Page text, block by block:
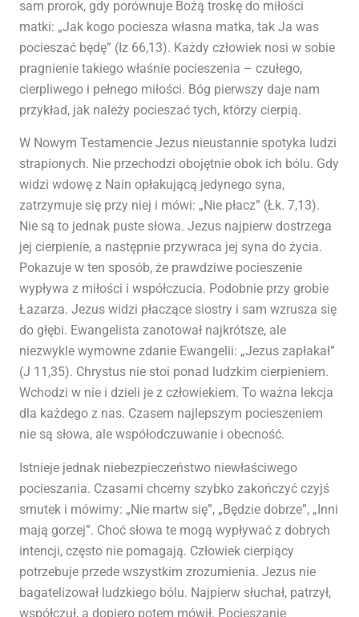
sam prorok, gdy porównuje Bożą troskę do miłości
matki: „Jak kogo pociesza własna matka, tak Ja was
pocieszać będę” (Iz 66,13). Każdy człowiek nosi w sobie
pragnienie takiego właśnie pocieszenia – czułego,
cierpliwego i pełnego miłości. Bóg pierwszy daje nam
przykład, jak należy pocieszać tych, którzy cierpią.
W Nowym Testamencie Jezus nieustannie spotyka ludzi
strapionych. Nie przechodzi obojętnie obok ich bólu. Gdy
widzi wdowę z Nain opłakującą jedynego syna,
zatrzymuje się przy niej i mówi: „Nie płacz” (Łk. 7,13).
Nie są to jednak puste słowa. Jezus najpierw dostrzega
jej cierpienie, a następnie przywraca jej syna do życia.
Pokazuje w ten sposób, że prawdziwe pocieszenie
wypływa z miłości i współczucia. Podobnie przy grobie
Łazarza. Jezus widzi płaczące siostry i sam wzrusza się
do głębi. Ewangelista zanotował najkrótsze, ale
niezwykle wymowne zdanie Ewangelii: „Jezus zapłakał”
(J 11,35). Chrystus nie stoi ponad ludzkim cierpieniem.
Wchodzi w nie i dzieli je z człowiekiem. To ważna lekcja
dla każdego z nas. Czasem najlepszym pocieszeniem
nie są słowa, ale współodczuwanie i obecność.
Istnieje jednak niebezpieczeństwo niewłaściwego
pocieszania. Czasami chcemy szybko zakończyć czyjś
smutek i mówimy: „Nie martw się”, „Będzie dobrze”, „Inni
mają gorzej”. Choć słowa te mogą wypływać z dobrych
intencji, często nie pomagają. Człowiek cierpiący
potrzebuje przede wszystkim zrozumienia. Jezus nie
bagatelizował ludzkiego bólu. Najpierw słuchał, patrzył,
współczuł, a dopiero potem mówił. Pocieszanie